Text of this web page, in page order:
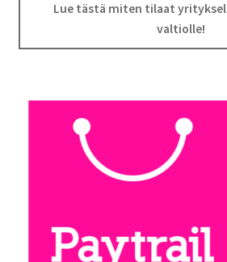
Lue tästä miten tilaat
valtiolle!